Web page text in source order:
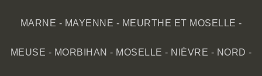
MARNE - MAYENNE - MEURTHE ET MOSELLE -
MEUSE - MORBIHAN - MOSELLE - NIÈVRE - NORD -